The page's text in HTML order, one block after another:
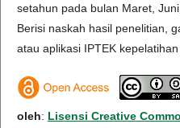
setahun pada bulan Maret,
Berisi naskah hasil penelitian,
atau aplikasi IPTEK kepelatihan
oleh: Lisensi Creative